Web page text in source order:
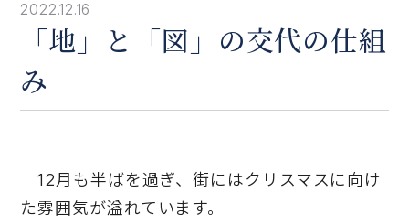
2022.12.16
「地」と「図」の交代の仕組
み
12月も半ばを過ぎ、街にはクリスマスに向け
た雰囲気が溢れています。